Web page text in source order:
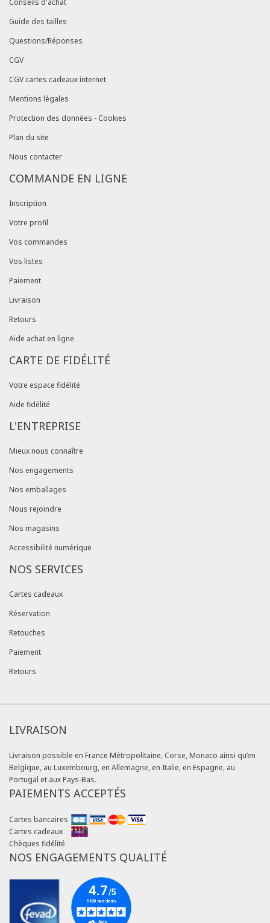
Continuer sans accepter
Gestion des cookies
Nous utilisons des cookies sur notre site internet pour assurer le bon
fonctionnement du site, améliorer votre expérience d’achat, vous
proposer des services et publicités ciblées adaptées à vos centres
Vous pouvez choisir de donner votre consentement en cliquant sur
« Accepter » ou de vous opposer au dépôt des cookies en cliquant
sur « Refuser ». Vous pouvez également à tout moment paramétrer
Guide des tailles
Questions/Réponses
CGV
CGV cartes cadeaux internet
Mentions légales
Protection des données - Cookies
Plan du site
Nous contacter
COMMANDE EN LIGNE
Inscription
Votre profil
Vos commandes
Vos listes
Paiement
Livraison
Retours
Aide achat en ligne
CARTE DE FIDÉLITÉ
Votre espace fidélité
Aide fidélité
L'ENTREPRISE
Mieux nous connaître
Nos engagements
Nos emballages
Nous rejoindre
Nos magasins
Accessibilité numérique
NOS SERVICES
Cartes cadeaux
Réservation
Retouches
Paiement
Retours
LIVRAISON
Livraison possible en France Métropolitaine, Corse, Monaco ainsi qu’en
Belgique, au Luxembourg, en Allemagne, en Italie, en Espagne, au
Portugal et aux Pays-Bas.
PAIEMENTS ACCEPTÉS
Cartes bancaires
Cartes cadeaux
Chèques fidélité
NOS ENGAGEMENTS QUALITÉ